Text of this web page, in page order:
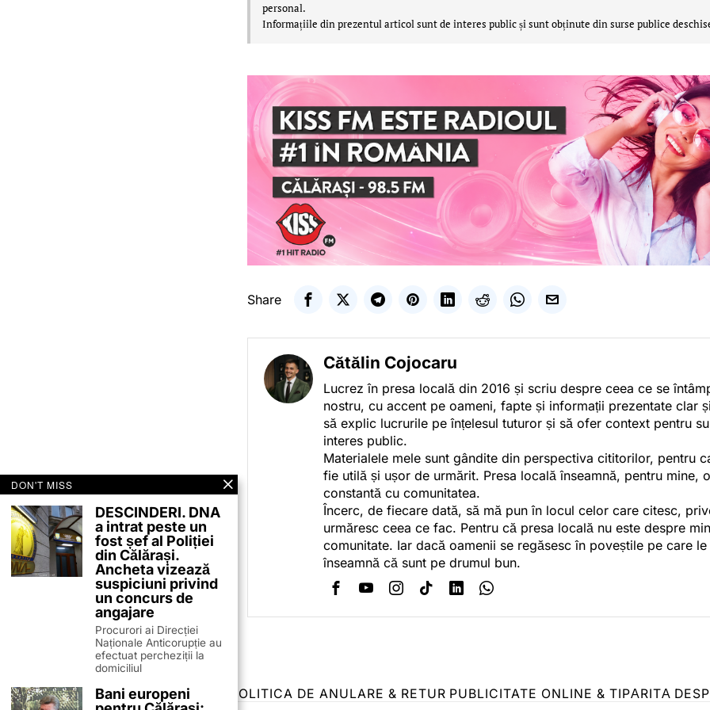
personal.
Informațiile din prezentul articol sunt de interes public și sunt obținute din surse publice
Share
Cătălin Cojocaru
Lucrez în presa locală din 2016 și scriu despre ceea ce se
nostru, cu accent pe oameni, fapte și informații prezentate clar
să explic lucrurile pe înțelesul tuturor și să ofer context pentru
interes public.
Materialele mele sunt gândite din perspectiva cititorilor, pentru
fie utilă și ușor de urmărit. Presa locală înseamnă, pentru mine,
constantă cu comunitatea.
Încerc, de fiecare dată, să mă pun în locul celor care citesc,
urmăresc ceea ce fac. Pentru că presa locală nu este despre
comunitate. Iar dacă oamenii se regăsesc în poveștile pe care le
înseamnă că sunt pe drumul bun.
TERMENI ȘI CONDIȚII COOKIES POLITICA DE ANULARE & RETUR PUBLICITATE ONLINE & TIPĂRITĂ
DON'T MISS
DESCINDERI. DNA
a intrat peste un
fost șef al Poliției
din Călărași.
Ancheta vizează
suspiciuni privind
un concurs de
angajare
Procurori ai Direcției
Naționale Anticorupție au
efectuat percheziții la
domiciliul
Bani europeni